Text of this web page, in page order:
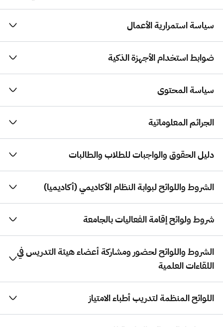
سياسة استمرارية الأعمال
ضوابط استخدام الأجهزة الذكية
سياسة المحتوى
الجرائم المعلوماتية
دليل الحقوق والواجبات للطلاب والطالبات
الشروط واللوائح لبوابة النظام الأكاديمي (أكاديميا)
شروط ولوائح إقامة الفعاليات بالجامعة
الشروط واللوائح لحضور ومشاركة أعضاء هيئة التدريس في
اللقاءات العلمية
اللوائح المنظمة لتدريب أطباء الامتياز